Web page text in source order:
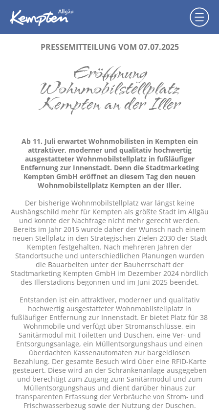
PRESSEMITTEILUNG VOM 07.07.2025
Eröffnung
Wohnmobilstellplatz
Kempten an der Iller
Ab 11. Juli erwartet Wohnmobilisten in Kempten ein
attraktiver, moderner und qualitativ hochwertig
ausgestatteter Wohnmobilstellplatz in fußläufiger
Entfernung zur Innenstadt. Denn die Stadtmarketing
Kempten GmbH eröffnet an diesem Tag den neuen
Wohnmobilstellplatz Kempten an der Iller.
Der bisherige Wohnmobilstellplatz war längst keine
Aushängschild mehr für Kempten als größte Stadt im Allgäu
und konnte der Nachfrage nicht mehr gerecht werden.
Bereits im Jahr 2015 wurde daher der Wunsch nach einem
neuen Stellplatz in den Strategischen Zielen 2030 der Stadt
Kempten festgehalten. Nach mehreren Jahren der
Standortsuche und unterschiedlichen Planungen wurden
die Bauarbeiten unter der Bauherrschaft der
Stadtmarketing Kempten GmbH im Dezember 2024 nördlich
des Illerstadions begonnen und im Juni 2025 beendet.
Entstanden ist ein attraktiver, moderner und qualitativ
hochwertig ausgestatteter Wohnmobilstellplatz in
fußläufiger Entfernung zur Innenstadt. Er bietet Platz für 38
Wohnmobile und verfügt über Stromanschlüsse, ein
Sanitärmodul mit Toiletten und Duschen, eine Ver- und
Entsorgungsanlage, ein Müllentsorgungshaus und einen
überdachten Kassenautomaten zur bargeldlosen
Bezahlung. Der gesamte Besuch wird über eine RFID-Karte
gesteuert. Diese wird an der Schrankenanlage ausgegeben
und berechtigt zum Zugang zum Sanitärmodul und zum
Müllentsorgungshaus und dient darüber hinaus zur
transparenten Erfassung der Verbräuche von Strom- und
Frischwasserbezug sowie der Nutzung der Duschen.